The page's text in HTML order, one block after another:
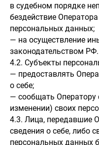
в судебном порядке
бездействие
персональных данных;
— на осуществление
законодательством РФ.
4.2. Субъекты
— предоставлять
о себе;
— сообщать Оператору
изменении) своих
4.3. Лица, передавшие
сведения о себе, либо
персональных данных